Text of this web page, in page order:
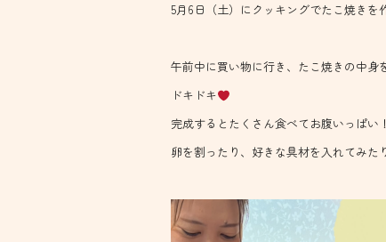
5月6日（土）にクッキングでたこ焼きを
午前中に買い物に行き、たこ焼きの中
ドキドキ
完成するとたくさん食べてお腹いっぱい！
卵を割ったり、好きな具材を入れてみた